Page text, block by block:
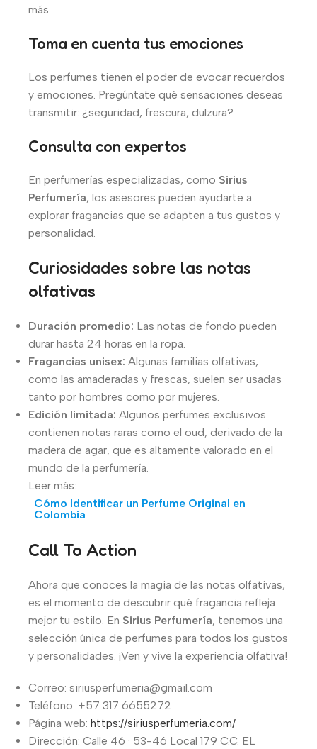
más.
Toma en cuenta tus emociones
Los perfumes tienen el poder de evocar recuerdos
y emociones. Pregúntate qué sensaciones deseas
transmitir: ¿seguridad, frescura, dulzura?
Consulta con expertos
En perfumerías especializadas, como Sirius
Perfumería, los asesores pueden ayudarte a
explorar fragancias que se adapten a tus gustos y
personalidad.
Curiosidades sobre las notas
olfativas
Duración promedio: Las notas de fondo pueden
durar hasta 24 horas en la ropa.
Fragancias unisex: Algunas familias olfativas,
como las amaderadas y frescas, suelen ser usadas
tanto por hombres como por mujeres.
Edición limitada: Algunos perfumes exclusivos
contienen notas raras como el oud, derivado de la
madera de agar, que es altamente valorado en el
mundo de la perfumería.
Leer más:
Cómo Identificar un Perfume Original en
Colombia
Call To Action
Ahora que conoces la magia de las notas olfativas,
es el momento de descubrir qué fragancia refleja
mejor tu estilo. En Sirius Perfumería, tenemos una
selección única de perfumes para todos los gustos
y personalidades. ¡Ven y vive la experiencia olfativa!
Correo: siriusperfumeria@gmail.com
Teléfono: +57 317 6655272
Página web: https://siriusperfumeria.com/
Dirección: Calle 46 · 53-46 Local 179 C.C. EL